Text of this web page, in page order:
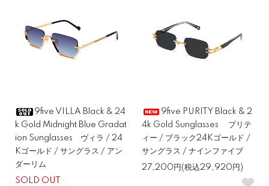
9five VILLA Black & 24
k Gold Midnight Blue Gradat
ion Sunglasses ヴィラ / 24
Kゴールド / サングラス / アン
ダーリム
SOLD OUT
9five PURITY Black & 2
4k Gold Sunglasses プリテ
ィー / ブラック24Kゴールド /
サングラス / ナインファイブ
27,200円(税込29,920円)